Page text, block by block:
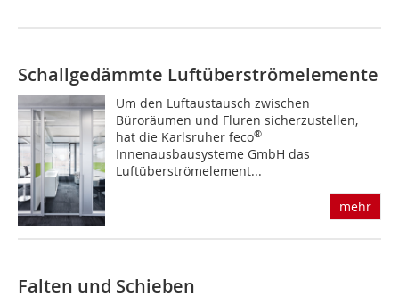
Schallgedämmte Luftüberströmelemente
Um den Luftaustausch zwischen
Büroräumen und Fluren sicherzustellen,
hat die Karlsruher feco®
Innenausbausysteme GmbH das
Luftüberströmelement...
mehr
Falten und Schieben